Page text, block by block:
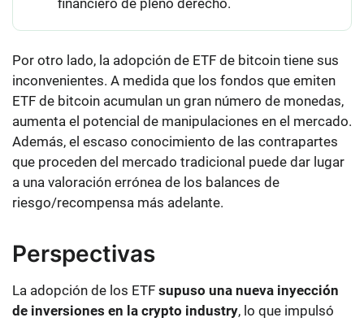
financiero de pleno derecho.
Por otro lado, la adopción de ETF de bitcoin tiene sus
inconvenientes. A medida que los fondos que emiten
ETF de bitcoin acumulan un gran número de monedas,
aumenta el potencial de manipulaciones en el mercado.
Además, el escaso conocimiento de las contrapartes
que proceden del mercado tradicional puede dar lugar
a una valoración errónea de los balances de
riesgo/recompensa más adelante.
Perspectivas
La adopción de los ETF supuso una nueva inyección
de inversiones en la crypto industry, lo que impulsó